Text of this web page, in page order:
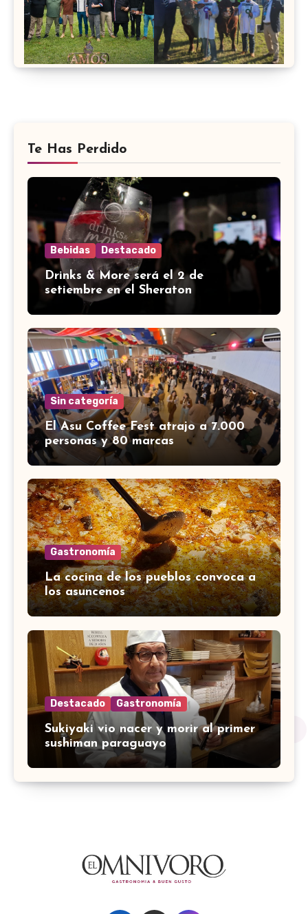
Te Has Perdido
Bebidas Destacado
Drinks & More será el 2 de
setiembre en el Sheraton
Sin categoría
El Asu Coffee Fest atrajo a 7.000
personas y 80 marcas
Gastronomía
La cocina de los pueblos convoca a
los asuncenos
Destacado Gastronomía
Sukiyaki vio nacer y morir al primer
sushiman paraguayo